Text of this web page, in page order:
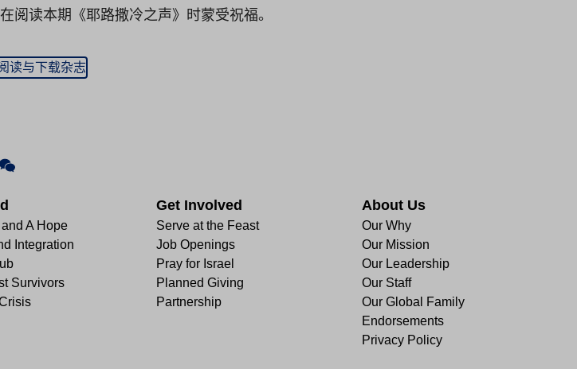
阅读本期《耶路撒冷之声》时蒙受祝福。
读与下载杂志
A Hope
Integration
Survivors
Get Involved
Serve at the Feast
Job Openings
Pray for Israel
Planned Giving
Partnership
About Us
Our Why
Our Mission
Our Leadership
Our Staff
Our Global Family
Endorsements
Privacy Policy